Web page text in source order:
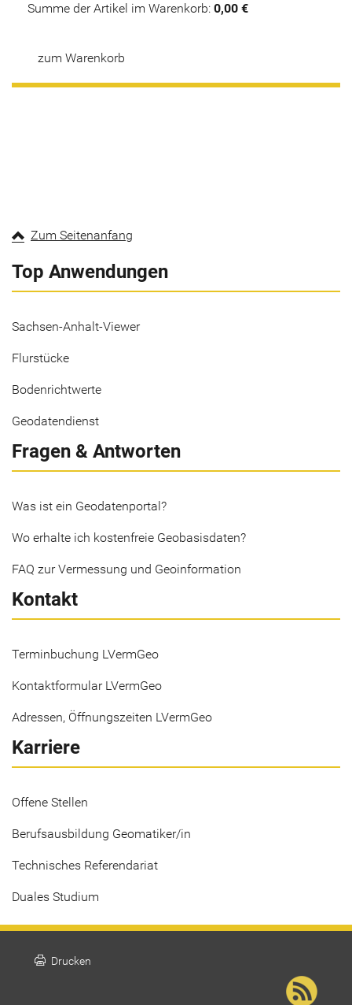
Summe der Artikel im Warenkorb: 0,00 €
zum Warenkorb
Zum Seitenanfang
Top Anwendungen
Sachsen-Anhalt-Viewer
Flurstücke
Bodenrichtwerte
Geodatendienst
Fragen & Antworten
Was ist ein Geodatenportal?
Wo erhalte ich kostenfreie Geobasisdaten?
FAQ zur Vermessung und Geoinformation
Kontakt
Terminbuchung LVermGeo
Kontaktformular LVermGeo
Adressen, Öffnungszeiten LVermGeo
Karriere
Offene Stellen
Berufsausbildung Geomatiker/in
Technisches Referendariat
Duales Studium
print Drucken